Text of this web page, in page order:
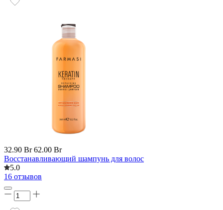
32.90 Br 62.00 Br
Восстанавливающий шампунь для волос
5.0
16 отзывов